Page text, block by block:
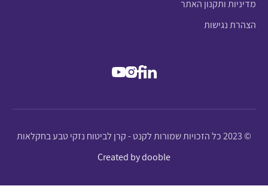
מדיניות ותקנון האתר
הצהרת נגישות
© 2023 כל הזכויות שמורות לקנט - קרן לביטוח נזקי טבע בחקלאות
Created by dooble